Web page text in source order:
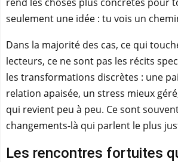
seulement une idée : tu vois un
Dans la majorité des cas, ce qui
lecteurs, ce ne sont pas les récits
les transformations discrètes : une
relation apaisée, un stress mieux
qui revient peu à peu. Ce sont
changements-là qui parlent le plus
Les rencontres fortuites